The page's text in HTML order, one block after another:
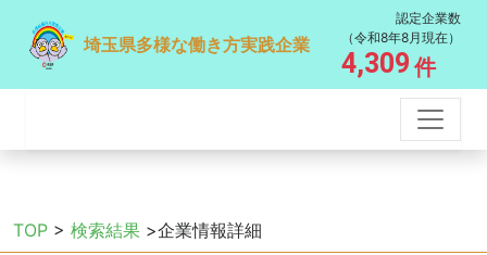
埼玉県多様な働き方実践企業
認定企業数
（令和8年8月現在）
4,309 件
TOP > 検索結果 >企業情報詳細